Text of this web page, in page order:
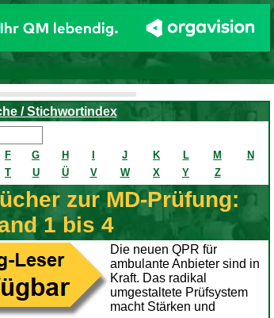
/ Stichwortindex
F G H J K L M
N
T U Ü V W X Y Z
zur MD-Prüfung:
1 bis 4
Die neuen QPR für
ambulante Anbieter sind in
Kraft. Das radikal
umgestaltete Prüfsystem
macht Stärken und